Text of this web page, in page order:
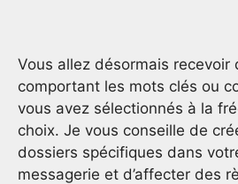
Vous allez désormais recevoir
comportant les mots clés ou
vous avez sélectionnés à la
choix. Je vous conseille de
dossiers spécifiques dans
messagerie et d’affecter des